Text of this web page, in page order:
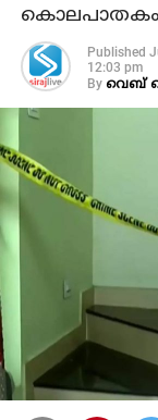
Published
12:03 pm
By വെബ്